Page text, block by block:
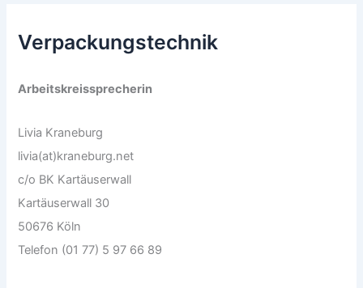
Verpackungstechnik
Arbeitskreissprecherin
Livia Kraneburg
livia(at)kraneburg.net
c/o BK Kartäuserwall
Kartäuserwall 30
50676 Köln
Telefon (01 77) 5 97 66 89